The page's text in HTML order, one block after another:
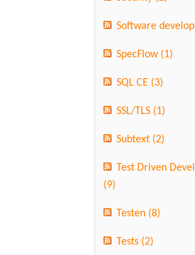
Software
SpecFlow (1)
SQL CE (3)
SSL/TLS (1)
Subtext (2)
Test Driven
(9)
Testen (8)
Tests (2)